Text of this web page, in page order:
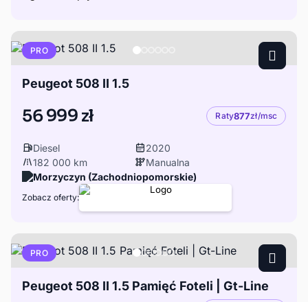
PRO
Peugeot 508 II 1.5
56 999 zł Raty877zł/msc
Diesel
2020
182 000 km
Manualna
Morzyczyn (Zachodniopomorskie)
Zobacz oferty:
PRO
Peugeot 508 II 1.5 Pamięć Foteli | Gt-Line